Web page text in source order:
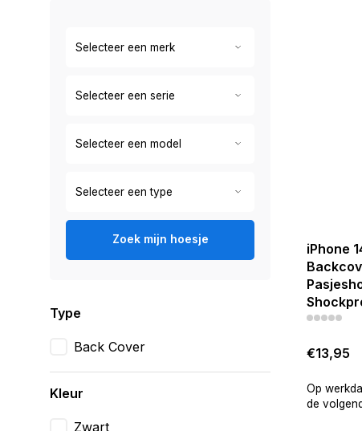
Zoek mijn hoesje
Type
Back Cover
Kleur
Zwart
iPhone
€13,95
Op
de